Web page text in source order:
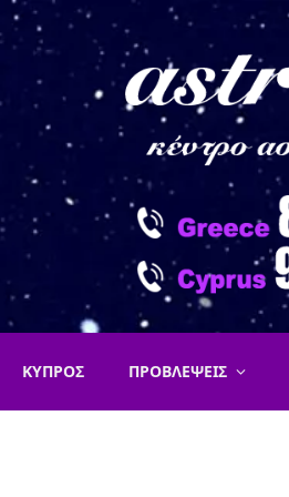
ΚΥΠΡΟΣ ΠΡΟΒΛΕΨΕΙΣ